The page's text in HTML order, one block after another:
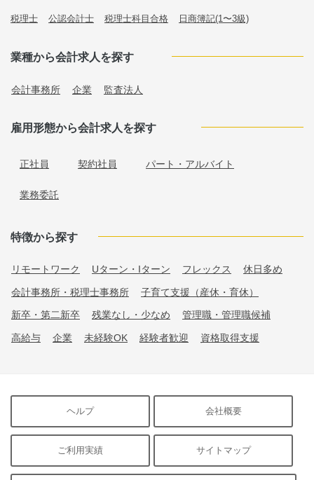
税理士 公認会計士 税理士科目合格 日商簿記(1〜3級)
業種から会計求人を探す
会計事務所 企業 監査法人
雇用形態から会計求人を探す
正社員 契約社員 パート・アルバイト
業務委託
特徴から探す
リモートワーク Uターン・Iターン フレックス 休日多め
会計事務所・税理士事務所 子育て支援（産休・育休）
新卒・第二新卒 残業なし・少なめ 管理職・管理職候補
高給与 企業 未経験OK 経験者歓迎 資格取得支援
ヘルプ 会社概要
ご利用実績 サイトマップ